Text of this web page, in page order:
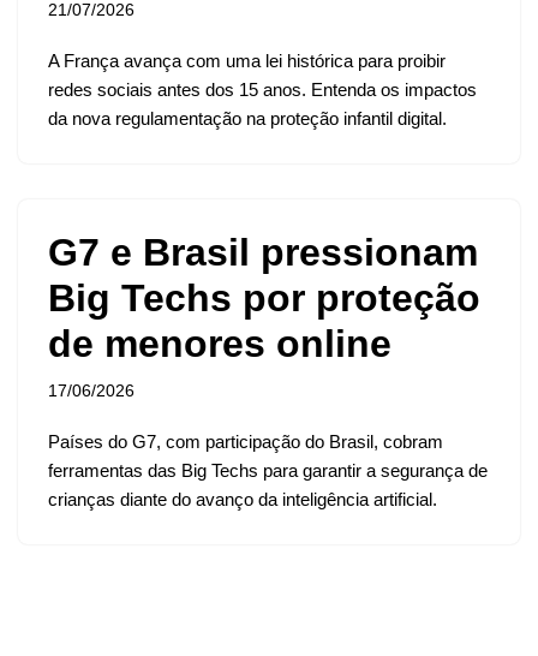
21/07/2026
A França avança com uma lei histórica para proibir
redes sociais antes dos 15 anos. Entenda os impactos
da nova regulamentação na proteção infantil digital.
G7 e Brasil pressionam
Big Techs por proteção
de menores online
17/06/2026
Países do G7, com participação do Brasil, cobram
ferramentas das Big Techs para garantir a segurança de
crianças diante do avanço da inteligência artificial.